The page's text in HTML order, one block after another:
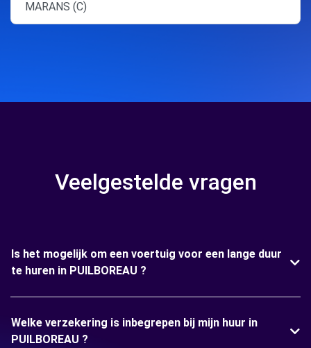
MARANS (C)
Veelgestelde vragen
Is het mogelijk om een voertuig voor een lange duur
te huren in PUILBOREAU ?
Welke verzekering is inbegrepen bij mijn huur in
PUILBOREAU ?